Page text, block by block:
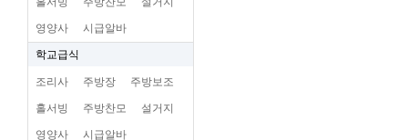
영양사 시급알바
학교급식
조리사 주방장 주방보조
홀서빙 주방찬모 설거지
영양사 시급알바